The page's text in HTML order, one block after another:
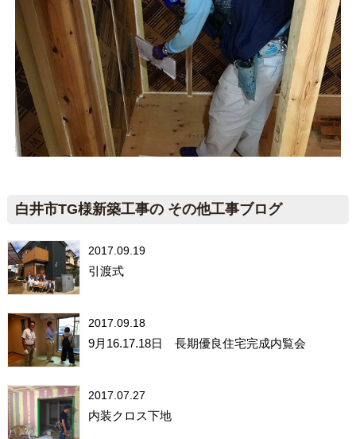
白井市TG様新築工事の その他工事ブログ
2017.09.19
引渡式
2017.09.18
9月16.17.18日 長期優良住宅完成内覧会
2017.07.27
内装クロス下地